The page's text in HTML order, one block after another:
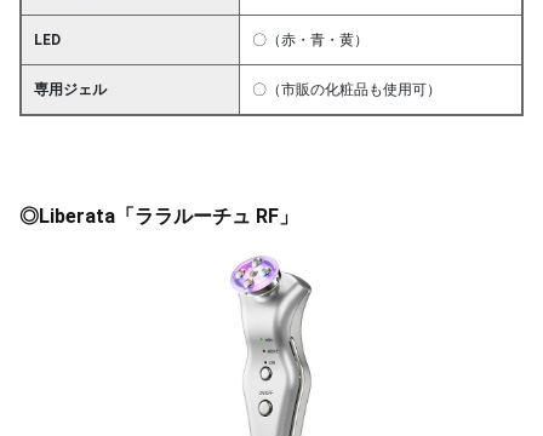
LED 〇（赤・青・黄）
専用ジェル 〇（市販の化粧品も使用可）
◎Liberata「ララルーチュ RF」